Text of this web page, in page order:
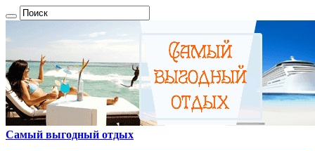
Самый выгодный отдых